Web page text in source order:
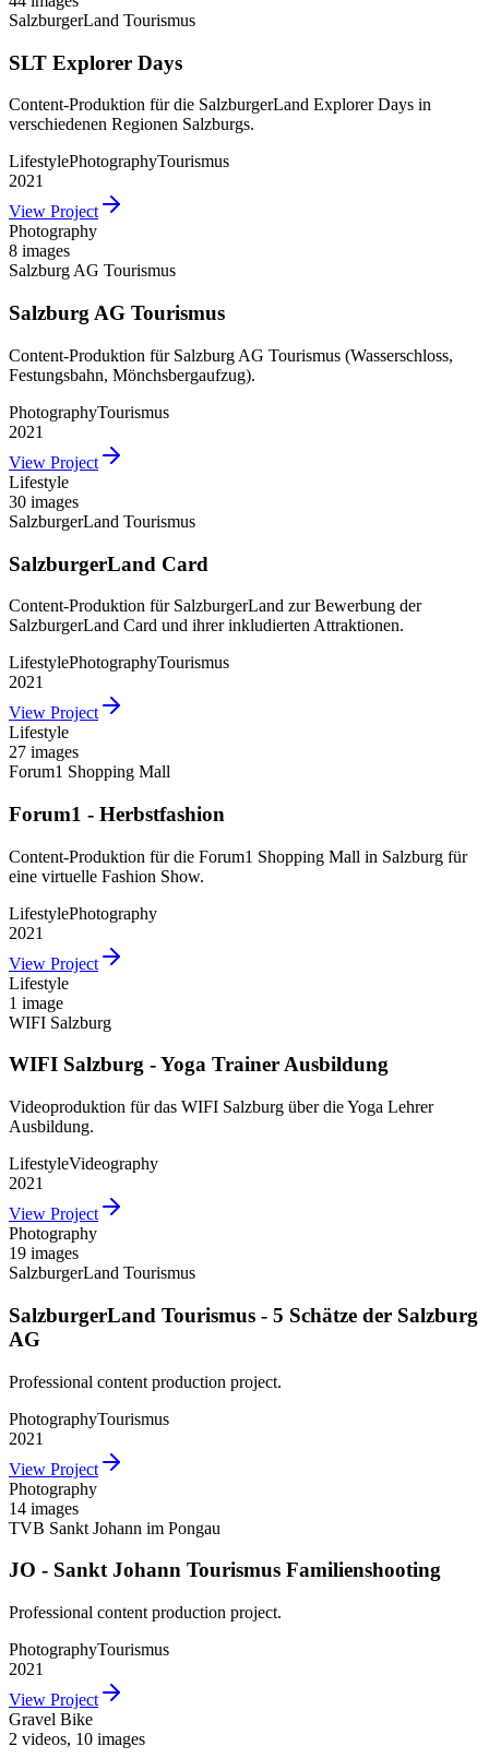
SalzburgerLand Tourismus
SLT Explorer Days
Content-Produktion für die SalzburgerLand Explorer Days in
verschiedenen Regionen Salzburgs.
LifestylePhotographyTourismus
2021
View Project
Photography
8 images
Salzburg AG Tourismus
Salzburg AG Tourismus
Content-Produktion für Salzburg AG Tourismus (Wasserschloss,
Festungsbahn, Mönchsbergaufzug).
PhotographyTourismus
2021
View Project
Lifestyle
30 images
SalzburgerLand Tourismus
SalzburgerLand Card
Content-Produktion für SalzburgerLand zur Bewerbung der
SalzburgerLand Card und ihrer inkludierten Attraktionen.
LifestylePhotographyTourismus
2021
View Project
Lifestyle
27 images
Forum1 Shopping Mall
Forum1 - Herbstfashion
Content-Produktion für die Forum1 Shopping Mall in Salzburg für
eine virtuelle Fashion Show.
LifestylePhotography
2021
View Project
Lifestyle
1 image
WIFI Salzburg
WIFI Salzburg - Yoga Trainer Ausbildung
Videoproduktion für das WIFI Salzburg über die Yoga Lehrer
Ausbildung.
LifestyleVideography
2021
View Project
Photography
19 images
SalzburgerLand Tourismus
SalzburgerLand Tourismus - 5 Schätze der Salzburg
AG
Professional content production project.
PhotographyTourismus
2021
View Project
Photography
14 images
TVB Sankt Johann im Pongau
JO - Sankt Johann Tourismus Familienshooting
Professional content production project.
PhotographyTourismus
2021
View Project
Gravel Bike
2 videos, 10 images